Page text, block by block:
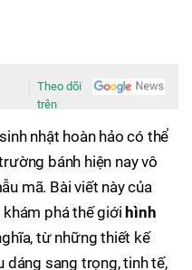
Theo dõi
trên
nhật hoàn hảo có thể
bánh hiện nay vô
mã. Bài viết này của
phá thế giới hình
từ những thiết kế
dáng sang trọng, tinh tế,